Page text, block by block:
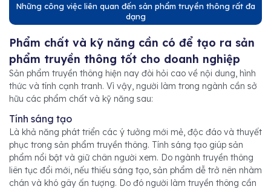
Những công việc liên quan đến sản phẩm truyền thông rất đa
dạng
Phẩm chất và kỹ năng cần có để tạo ra sản
phẩm truyền thông tốt cho doanh nghiệp
Sản phẩm truyền thông hiện nay đòi hỏi cao về nội dung, hình
thức và tính cạnh tranh. Vì vậy, người làm trong ngành cần sở
hữu các phẩm chất và kỹ năng sau:
Tính sáng tạo
Là khả năng phát triển các ý tưởng mới mẻ, độc đáo và thuyết
phục trong sản phẩm truyền thông. Tính sáng tạo giúp sản
phẩm nổi bật và giữ chân người xem. Do ngành truyền thông
liên tục đổi mới, nếu thiếu sáng tạo, sản phẩm dễ trở nên nhàm
chán và khó gây ấn tượng. Do đó người làm truyền thông cần